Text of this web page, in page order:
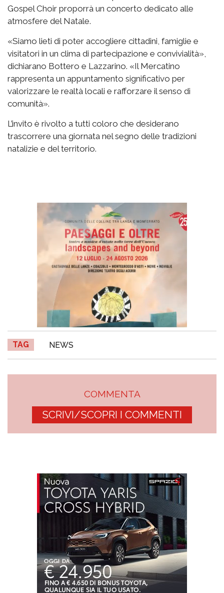
Gospel Choir proporrà un concerto dedicato alle
atmosfere del Natale.
«Siamo lieti di poter accogliere cittadini, famiglie e
visitatori in un clima di partecipazione e convivialità»,
dichiarano Bottero e Lazzarino. «Il Mercatino
rappresenta un appuntamento significativo per
valorizzare le realtà locali e rafforzare il senso di
comunità».
L’invito è rivolto a tutti coloro che desiderano
trascorrere una giornata nel segno delle tradizioni
natalizie e del territorio.
TAG NEWS
COMMENTA
SCRIVI/SCOPRI I COMMENTI